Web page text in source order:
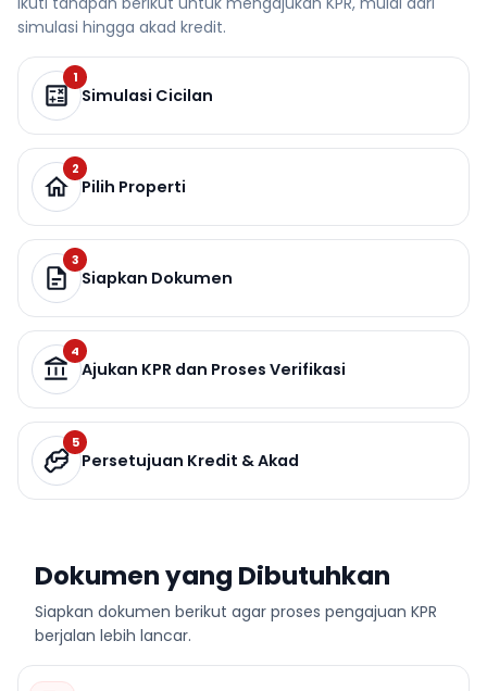
simulasi hingga akad kredit.
1
Simulasi Cicilan
2
Pilih Properti
3
Siapkan Dokumen
4
Ajukan KPR dan Proses Verifikasi
5
Persetujuan Kredit & Akad
Dokumen yang Dibutuhkan
Siapkan dokumen berikut agar proses pengajuan KPR
berjalan lebih lancar.